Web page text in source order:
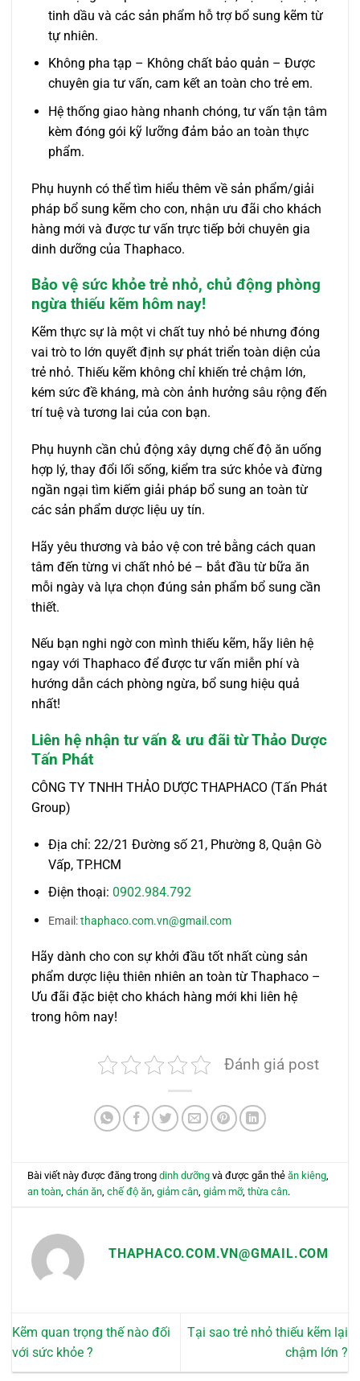
tinh dầu và các sản phẩm hỗ trợ bổ sung kẽm từ
tự nhiên.
Không pha tạp – Không chất bảo quản – Được
chuyên gia tư vấn, cam kết an toàn cho trẻ em.
Hệ thống giao hàng nhanh chóng, tư vấn tận tâm
kèm đóng gói kỹ lưỡng đảm bảo an toàn thực
phẩm.
Phụ huynh có thể tìm hiểu thêm về sản phẩm/giải
pháp bổ sung kẽm cho con, nhận ưu đãi cho khách
hàng mới và được tư vấn trực tiếp bởi chuyên gia
dinh dưỡng của Thaphaco.
Bảo vệ sức khỏe trẻ nhỏ, chủ động phòng
ngừa thiếu kẽm hôm nay!
Kẽm thực sự là một vi chất tuy nhỏ bé nhưng đóng
vai trò to lớn quyết định sự phát triển toàn diện của
trẻ nhỏ. Thiếu kẽm không chỉ khiến trẻ chậm lớn,
kém sức đề kháng, mà còn ảnh hưởng sâu rộng đến
trí tuệ và tương lai của con bạn.
Phụ huynh cần chủ động xây dựng chế độ ăn uống
hợp lý, thay đổi lối sống, kiểm tra sức khỏe và đừng
ngần ngại tìm kiếm giải pháp bổ sung an toàn từ
các sản phẩm dược liệu uy tín.
Hãy yêu thương và bảo vệ con trẻ bằng cách quan
tâm đến từng vi chất nhỏ bé – bắt đầu từ bữa ăn
mỗi ngày và lựa chọn đúng sản phẩm bổ sung cần
thiết.
Nếu bạn nghi ngờ con mình thiếu kẽm, hãy liên hệ
ngay với Thaphaco để được tư vấn miễn phí và
hướng dẫn cách phòng ngừa, bổ sung hiệu quả
nhất!
Liên hệ nhận tư vấn & ưu đãi từ Thảo Dược
Tấn Phát
CÔNG TY TNHH THẢO DƯỢC THAPHACO (Tấn Phát
Group)
Địa chỉ: 22/21 Đường số 21, Phường 8, Quận Gò
Vấp, TP.HCM
Điện thoại: 0902.984.792
Email:thaphaco.com.vn@gmail.com
Hãy dành cho con sự khởi đầu tốt nhất cùng sản
phẩm dược liệu thiên nhiên an toàn từ Thaphaco –
Ưu đãi đặc biệt cho khách hàng mới khi liên hệ
trong hôm nay!
Đánh giá post
Bài viết này được đăng trongdinh dưỡng và được gắn thẻăn kiêng,
an toàn,chán ăn,chế độ ăn,giảm cân,giảm mỡ,thừa cân.
THAPHACO.COM.VN@GMAIL.COM
Kẽm quan trọng thế nào đối
với sức khỏe ?
Tại sao trẻ nhỏ thiếu kẽm lại
chậm lớn ?